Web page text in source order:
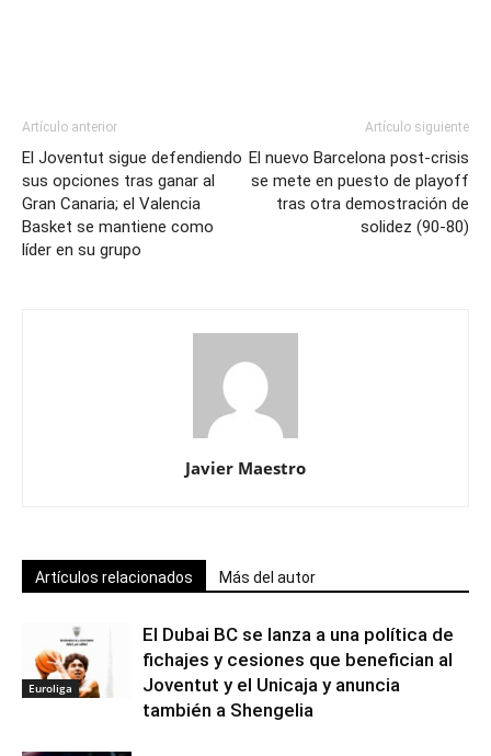
Artículo anterior
El Joventut sigue defendiendo
sus opciones tras ganar al
Gran Canaria; el Valencia
Basket se mantiene como
líder en su grupo
Artículo siguiente
El nuevo Barcelona post-crisis
se mete en puesto de playoff
tras otra demostración de
solidez (90-80)
Javier Maestro
Artículos relacionados Más del autor
Euroliga
El Dubai BC se lanza a una política de
fichajes y cesiones que benefician al
Joventut y el Unicaja y anuncia
también a Shengelia